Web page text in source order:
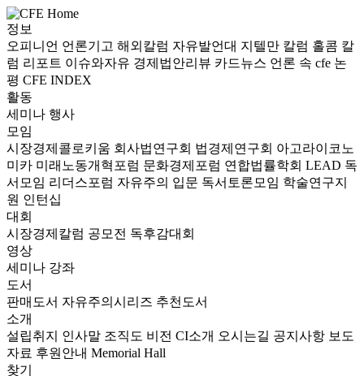
정보
오피니언 언론기고 해외칼럼 자유발언대 지텔만 칼럼 홀콤 칼
럼 리포트 이슈와자유 경제법안리뷰 카드뉴스 언론 속 cfe 논
평 CFE INDEX
활동
세미나 행사
모임
시장경제콜로키움 회사법연구회 법경제연구회 아고라이코노
미카 미래노동개혁포럼 문화경제포럼 연합법률학회 LEAD 독
서모임 리더스포럼 자유주의 입문 독서토론모임 학술연구지
원 인턴십
대회
시장경제칼럼 공모전 독후감대회
영상
세미나 강좌
도서
판매도서 자유주의시리즈 추천도서
소개
설립취지 인사말 조직도 비전 CI소개 오시는길 공지사항 보도
자료 후원안내 Memorial Hall
찾기